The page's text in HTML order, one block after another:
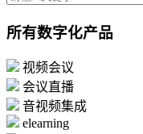
所有数字化产品
视频会议
会议直播
音视频集成
elearning